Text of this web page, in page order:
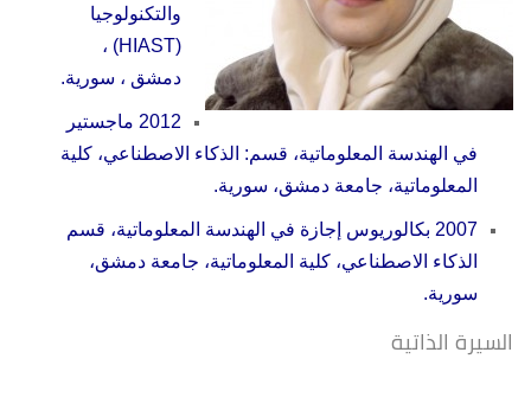
والتكنولوجيا
(HIAST) ،
دمشق ، سورية.
2012 ماجستير
في الهندسة المعلوماتية، قسم: الذكاء الاصطناعي، كلية
المعلوماتية، جامعة دمشق، سورية.
2007 بكالوريوس إجازة في الهندسة المعلوماتية، قسم
الذكاء الاصطناعي، كلية المعلوماتية، جامعة دمشق،
سورية.
السيرة الذاتية